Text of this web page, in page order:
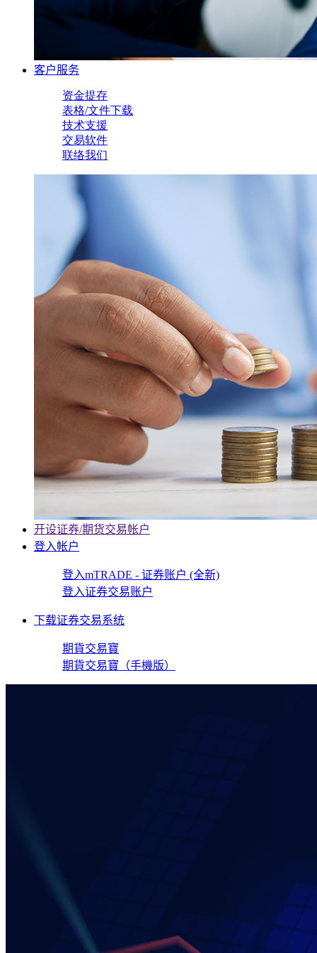
客户服务
资金提存
表格/文件下载
技术支援
交易软件
联络我们
开设证券/期货交易帐户
登入帐户
登入mTRADE - 证券账户 (全新)
登入证券交易账户
下载证券交易系统
期貨交易寶
期貨交易寶（手機版）